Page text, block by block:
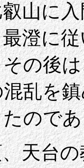
山に
澄に
の後
乱を
ので
天台